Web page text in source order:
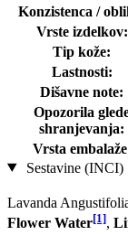
Konzistenca /
Vrste izdelkov:
Tip kože:
Lastnosti:
Dišavne note:
Opozorila
shranjevanja:
Vrsta
Sestavine (INCI)
Lavanda
Flower Water[1],